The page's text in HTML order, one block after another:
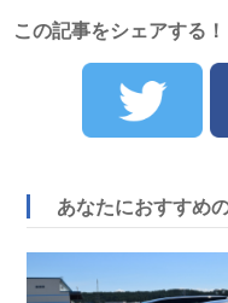
この記事をシェアする！
あなたにおすすめ